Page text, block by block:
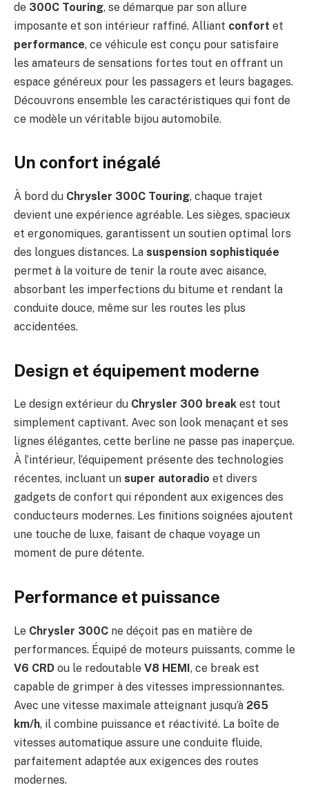
de 300C Touring, se démarque par son allure
imposante et son intérieur raffiné. Alliant confort et
performance, ce véhicule est conçu pour satisfaire
les amateurs de sensations fortes tout en offrant un
espace généreux pour les passagers et leurs bagages.
Découvrons ensemble les caractéristiques qui font de
ce modèle un véritable bijou automobile.
Un confort inégalé
À bord du Chrysler 300C Touring, chaque trajet
devient une expérience agréable. Les sièges, spacieux
et ergonomiques, garantissent un soutien optimal lors
des longues distances. La suspension sophistiquée
permet à la voiture de tenir la route avec aisance,
absorbant les imperfections du bitume et rendant la
conduite douce, même sur les routes les plus
accidentées.
Design et équipement moderne
Le design extérieur du Chrysler 300 break est tout
simplement captivant. Avec son look menaçant et ses
lignes élégantes, cette berline ne passe pas inaperçue.
À l’intérieur, l’équipement présente des technologies
récentes, incluant un super autoradio et divers
gadgets de confort qui répondent aux exigences des
conducteurs modernes. Les finitions soignées ajoutent
une touche de luxe, faisant de chaque voyage un
moment de pure détente.
Performance et puissance
Le Chrysler 300C ne déçoit pas en matière de
performances. Équipé de moteurs puissants, comme le
V6 CRD ou le redoutable V8 HEMI, ce break est
capable de grimper à des vitesses impressionnantes.
Avec une vitesse maximale atteignant jusqu’à 265
km/h, il combine puissance et réactivité. La boîte de
vitesses automatique assure une conduite fluide,
parfaitement adaptée aux exigences des routes
modernes.